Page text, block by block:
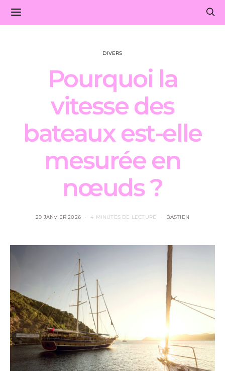
DIVERS
Pourquoi la
vitesse des
bateaux est-elle
mesurée en
nœuds ?
29 JANVIER 2026 4 MINUTES DE LECTURE BASTIEN